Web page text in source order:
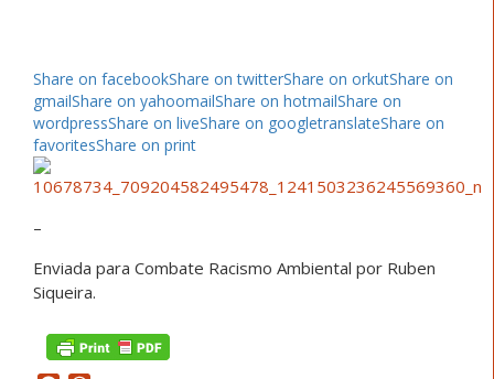
Share on facebookShare on twitterShare on orkutShare on
gmailShare on yahoomailShare on hotmailShare on
wordpressShare on liveShare on googletranslateShare on
favoritesShare on print
–
Enviada para Combate Racismo Ambiental por Ruben
Siqueira.